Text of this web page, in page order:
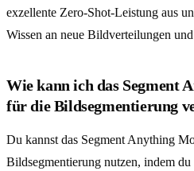
exzellente Zero-Shot-Leistung aus
Wissen an neue Bildverteilungen
Wie kann ich das Segment
für die Bildsegmentierung
Du kannst das Segment Anything
Bildsegmentierung nutzen, indem